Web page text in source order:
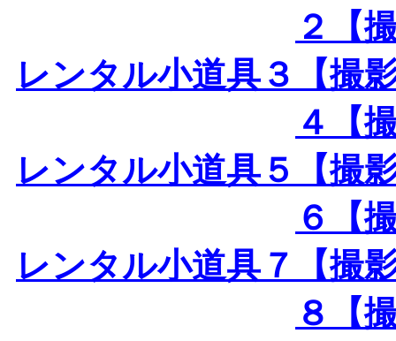
２【
レンタル小道具３【撮
４【
レンタル小道具５【撮
６【
レンタル小道具７【撮
８【